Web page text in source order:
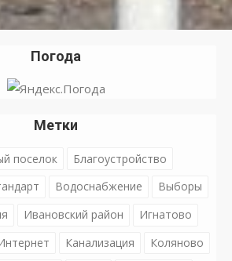
Погода
Метки
поселок
Благоустройство
Водоснабжение
Выборы
Ивановский район
Игнатово
Канализация
Коляново